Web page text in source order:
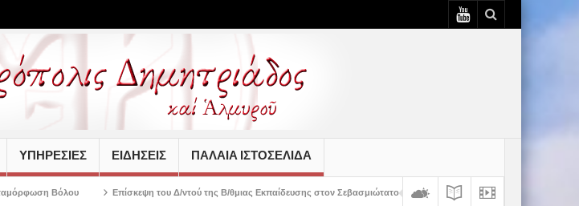
ΥΠΗΡΕΣΙΕΣ ΕΙΔΗΣΕΙΣ ΠΑΛΑΙΆ ΙΣΤΟΣΕΛΊΔΑ
Επίσκεψη του Δ/ντού της Β/θμιας Εκπαίδευσης στον Σεβασμιώτατο Δημητριάδος Ιγνάτιος: «Ο Χριστός μάς έδειξε το